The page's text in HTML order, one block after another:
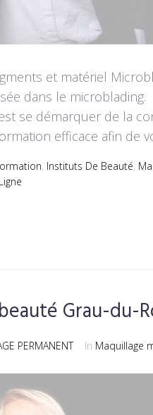
et matériel
dans le
se démarquer de la
efficace afin de
, Instituts De Beauté,
Grau-du-
PERMANENT In Maquillage